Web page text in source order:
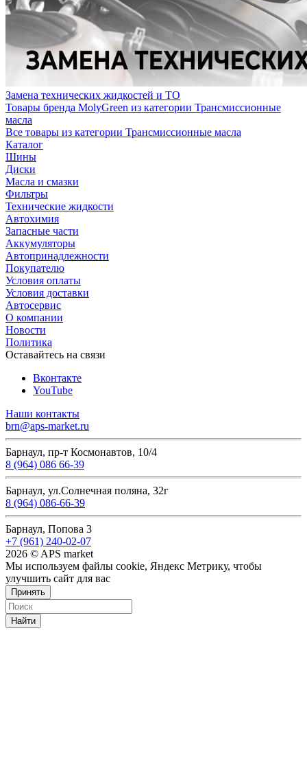
Замена технических жидкостей и ТО
Товары бренда MolyGreen из категории Трансмиссионные
масла
Все товары из категории Трансмиссионные масла
Каталог
Шины
Диски
Масла и смазки
Фильтры
Технические жидкости
Автохимия
Запасные части
Аккумуляторы
Автопринадлежности
Покупателю
Условия оплаты
Условия доставки
Автосервис
О компании
Новости
Политика
Оставайтесь на связи
Вконтакте
YouTube
Наши контакты
brn@aps-market.ru
Барнаул, пр-т Космонавтов, 10/4
8 (964) 086 66-39
Барнаул, ул.Солнечная поляна, 32г
8 (964) 086-66-39
Барнаул, Попова 3
+7 (961) 240-02-07
2026 © APS market
Мы используем файлы cookie, Яндекс Метрику, чтобы
улучшить сайт для вас
Принять
Найти